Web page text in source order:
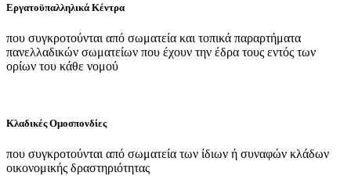
Εργατοϋπαλληλικά Κέντρα
που συγκροτούνται από σωματεία και τοπικά παραρτήματα
πανελλαδικών σωματείων που έχουν την έδρα τους εντός των
ορίων του κάθε νομού
Κλαδικές Ομοσπονδίες
που συγκροτούνται από σωματεία των ίδιων ή συναφών κλάδων
οικονομικής δραστηριότητας